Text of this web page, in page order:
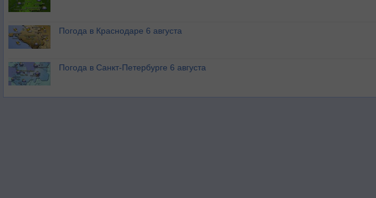
Погода в Краснодаре 6 августа
Погода в Санкт-Петербурге 6 августа